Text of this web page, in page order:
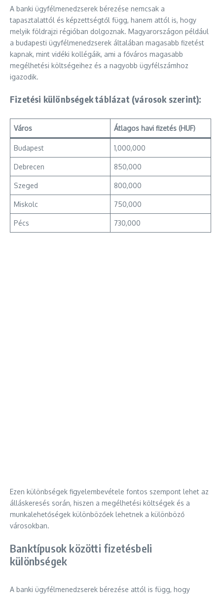
A banki ügyfélmenedzserek bérezése nemcsak a
tapasztalattól és képzettségtől függ, hanem attól is, hogy
melyik földrajzi régióban dolgoznak. Magyarországon például
a budapesti ügyfélmenedzserek általában magasabb fizetést
kapnak, mint vidéki kollégáik, ami a főváros magasabb
megélhetési költségeihez és a nagyobb ügyfélszámhoz
igazodik.
Fizetési különbségek táblázat (városok szerint):
Város Átlagos havi fizetés (HUF)
Budapest 1,000,000
Debrecen 850,000
Szeged 800,000
Miskolc 750,000
Pécs 730,000
Ezen különbségek figyelembevétele fontos szempont lehet az
álláskeresés során, hiszen a megélhetési költségek és a
munkalehetőségek különbözőek lehetnek a különböző
városokban.
Banktípusok közötti fizetésbeli
különbségek
A banki ügyfélmenedzserek bérezése attól is függ, hogy